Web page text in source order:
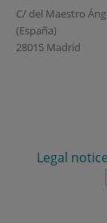
C/ del Maestro
(España)
28015 Madrid
Legal notice